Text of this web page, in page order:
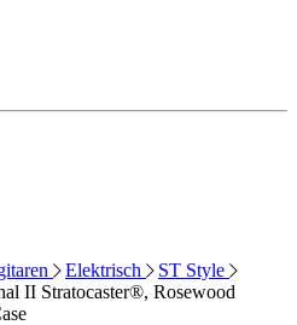
Elektrisch
ST Style
II Stratocaster®, Rosewood